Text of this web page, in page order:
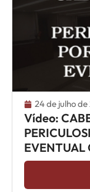
24 de julho
Vídeo:
EVENTUAL